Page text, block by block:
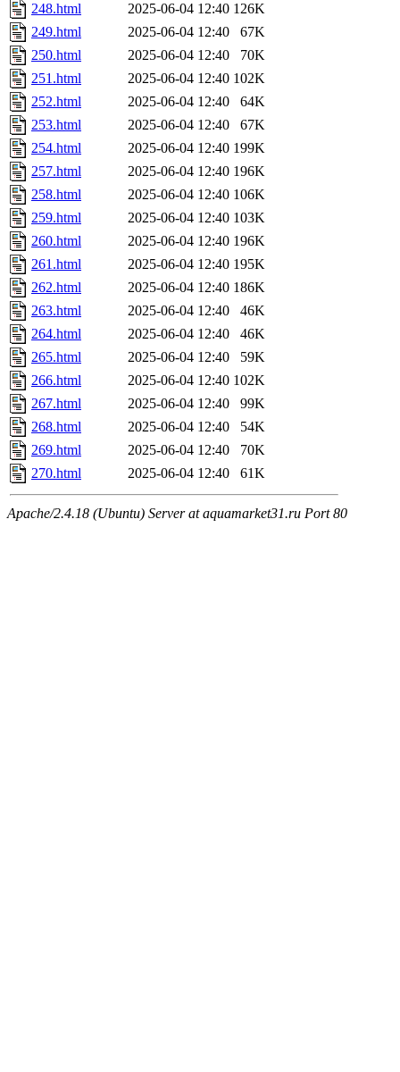
248.html
2025-06-04 12:40 126K
249.html
2025-06-04 12:40
67K
250.html
2025-06-04 12:40
70K
251.html
2025-06-04 12:40 102K
252.html
2025-06-04 12:40
64K
253.html
2025-06-04 12:40
67K
254.html
2025-06-04 12:40 199K
257.html
2025-06-04 12:40 196K
258.html
2025-06-04 12:40 106K
259.html
2025-06-04 12:40 103K
260.html
2025-06-04 12:40 196K
261.html
2025-06-04 12:40 195K
262.html
2025-06-04 12:40 186K
263.html
2025-06-04 12:40
46K
264.html
2025-06-04 12:40
46K
265.html
2025-06-04 12:40
59K
266.html
2025-06-04 12:40 102K
267.html
2025-06-04 12:40
99K
268.html
2025-06-04 12:40
54K
269.html
2025-06-04 12:40
70K
270.html
2025-06-04 12:40 61K
Apache/2.4.18 (Ubuntu) Server at aquamarket31.ru Port 80